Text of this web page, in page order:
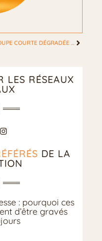
COUPE COURTE DÉGRADÉE EFFILÉE : LA SÉLECTION DE 10 MODÈLES FLATTEURS
LES RÉSEAUX
DE LA
: pourquoi ces
d’être gravés